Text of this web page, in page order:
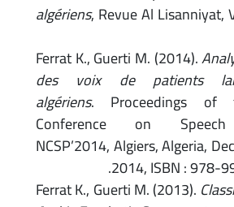
algériens, Revue Al
Ferrat K., Guerti M. (2014).
des voix de patients
algériens
. Proceedings
Conference on
NCSP’2014, Algiers, Algeria,
2014, ISBN :
Ferrat K., Guerti M. (2013).